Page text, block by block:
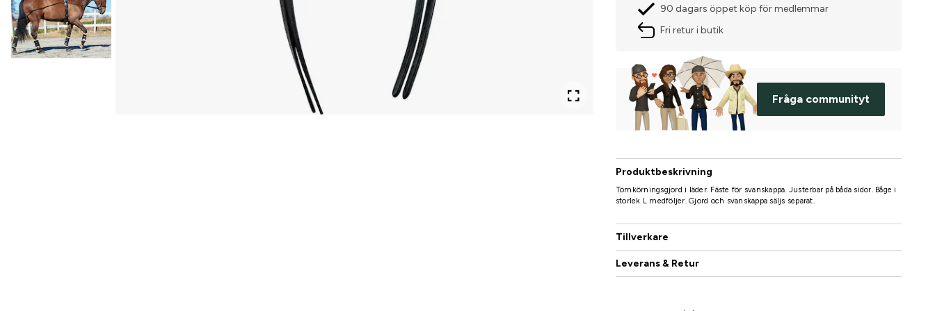
90 dagars öppet köp för medlemmar
Fri retur i butik
Fråga communityt
Produktbeskrivning
Tömkörningsgjord i läder. Fäste för svanskappa. Justerbar på båda sidor. Båge i
storlek L medföljer. Gjord och svanskappa säljs separat.
Tillverkare
Leverans & Retur